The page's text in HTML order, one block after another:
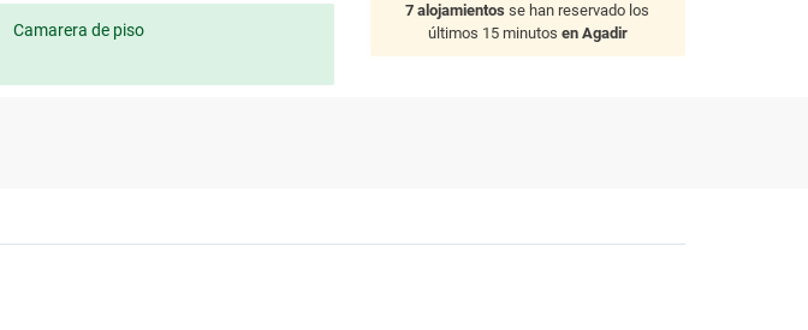
Camarera de piso
7 alojamientos se han reservado los
últimos 15 minutos en Agadir